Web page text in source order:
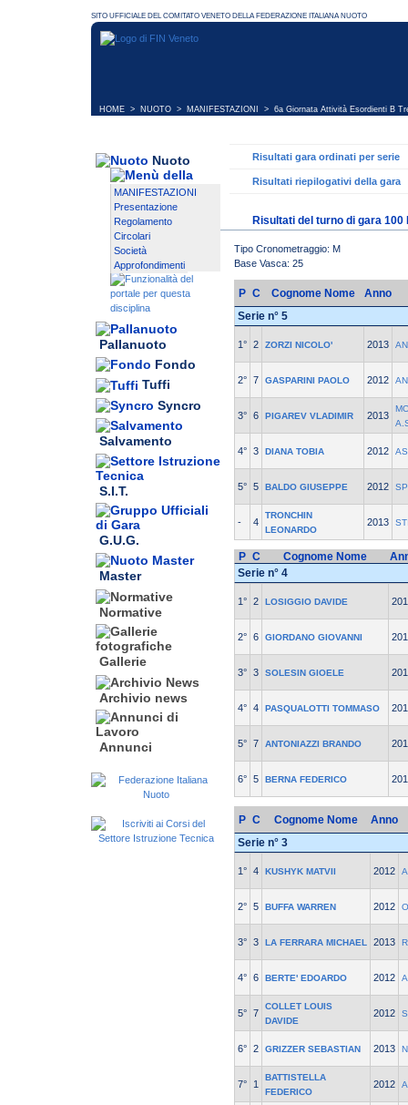
HOME > NUOTO > MANIFESTAZIONI > 6a Giornata Attività Esordienti B
Nuoto
MANIFESTAZIONI
Presentazione
Regolamento
Circolari
Società
Approfondimenti
Pallanuoto
Fondo
Tuffi
Syncro
Salvamento
S.I.T.
G.U.G.
Master
Normative
Gallerie
Archivio news
Annunci
Risultati gara ordinati per serie
Risultati riepilogativi della gara
Risultati del turno di gara
Tipo Cronometraggio: M
Base Vasca: 25
P C Cognome Nome
Anno
Serie n° 5
1° 2 ZORZI NICOLO' 2013
2° 7 GASPARINI PAOLO 2012
3° 6 PIGAREV VLADIMIR 2013
4° 3 DIANA TOBIA 2012
5° 5 BALDO GIUSEPPE 2012
- 4
TRONCHIN
LEONARDO
2013
P C Cognome Nome
Serie n° 4
1° 2 LOSIGGIO DAVIDE
2° 6 GIORDANO GIOVANNI
3° 3 SOLESIN GIOELE
4° 4 PASQUALOTTI TOMMASO
5° 7 ANTONIAZZI BRANDO
6° 5 BERNA FEDERICO
P C Cognome Nome
Anno
Serie n° 3
1° 4 KUSHYK MATVII 2012
2° 5 BUFFA WARREN 2012
3° 3 LA FERRARA MICHAEL 2013
4° 6 BERTE' EDOARDO 2012
5° 7
COLLET LOUIS
DAVIDE
2012
6° 2 GRIZZER SEBASTIAN 2013
7° 1
BATTISTELLA
FEDERICO
2012